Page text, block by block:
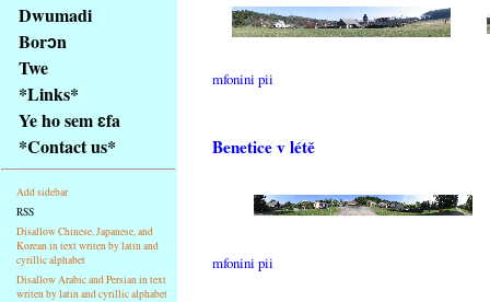
zkratky
tomto
webu
základní
Hlavní
strana
Dwumadi
Borɔn
Twe
*Links*
Ye ho sem ɛfa
*Contact us*
Add sidebar
RSS
Disallow Chinese, Japanese, and
Korean in text writen by latin and
cyrillic alphabet
Disallow Arabic and Persian in text
writen by latin and cyrillic alphabet
mfonini pii
Benetice v létě
mfonini pii